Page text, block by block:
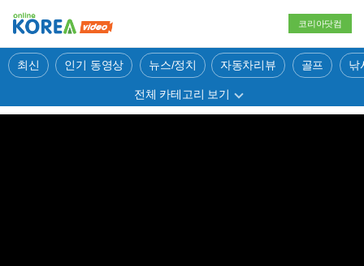
코리아닷컴
최신 인기 동영상 뉴스/정치 자동차리뷰 골프 낚
전체 카테고리 보기